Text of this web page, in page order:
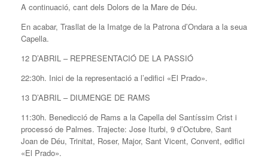
A continuació, cant dels Dolors de la Mare de Déu.
En acabar, Trasllat de la Imatge de la Patrona d’Ondara a la seua
Capella.
12 D’ABRIL – REPRESENTACIÓ DE LA PASSIÓ
22:30h. Inici de la representació a l’edifici «El Prado».
13 D’ABRIL – DIUMENGE DE RAMS
11:30h. Benedicció de Rams a la Capella del Santíssim Crist i
processó de Palmes. Trajecte: Jose Iturbi, 9 d’Octubre, Sant
Joan de Déu, Trinitat, Roser, Major, Sant Vicent, Convent, edifici
«El Prado».